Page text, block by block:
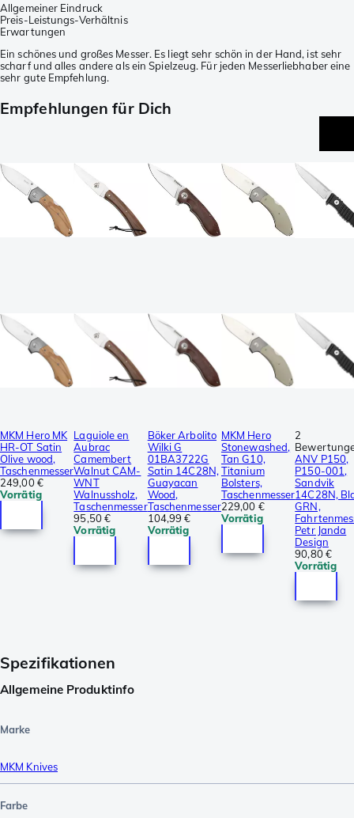
Allgemeiner Eindruck
Preis-Leistungs-Verhältnis
Erwartungen
Ein schönes und großes Messer. Es liegt sehr schön in der Hand, ist sehr
scharf und alles andere als ein Spielzeug. Für jeden Messerliebhaber eine
sehr gute Empfehlung.
Empfehlungen für Dich
MKM Hero MK
HR-OT Satin
Olive wood,
Taschenmesser
249,00 €
Vorrätig
Laguiole en
Aubrac
Camembert
Walnut CAM-
WNT
Walnussholz,
Taschenmesser
95,50 €
Vorrätig
Böker Arbolito
Wilki G
01BA3722G
Satin 14C28N,
Guayacan
Wood,
Taschenmesser
104,99 €
Vorrätig
MKM Hero
Stonewashed,
Tan G10,
Titanium
Bolsters,
Taschenmesser
229,00 €
Vorrätig
2
ANV P150,
P150-001,
Sandvik
14C28N,
GRN,
Petr Janda
Design
90,80 €
Vorrätig
Spezifikationen
Allgemeine Produktinfo
Marke
MKM Knives
Farbe